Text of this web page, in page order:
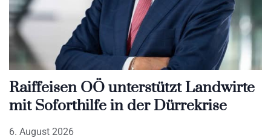
Raiffeisen OÖ unterstützt Landwirte
mit Soforthilfe in der Dürrekrise
6. August 2026